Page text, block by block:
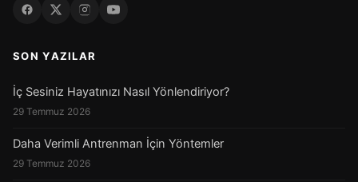
SON YAZILAR
İç Sesiniz Hayatınızı Nasıl Yönlendiriyor?
29 Temmuz 2026
Daha Verimli Antrenman İçin Yöntemler
29 Temmuz 2026